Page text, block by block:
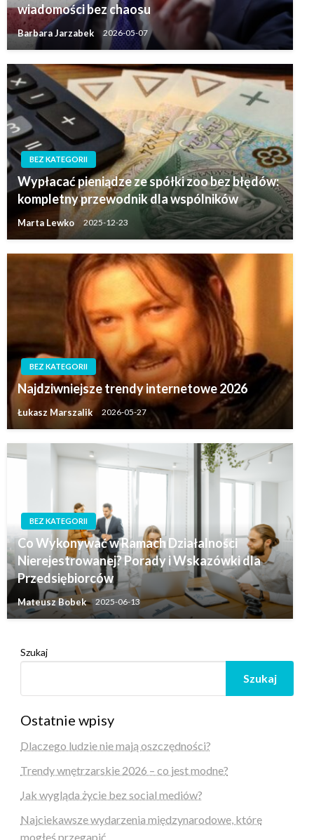
wiadomości bez chaosu
Barbara Jarzabek 2026-05-07
BEZ KATEGORII
Wypłacać pieniądze ze spółki zoo bez błędów:
kompletny przewodnik dla wspólników
Marta Lewko 2025-12-23
BEZ KATEGORII
Najdziwniejsze trendy internetowe 2026
Łukasz Marszalik 2026-05-27
BEZ KATEGORII
Co Wykonywać w Ramach Działalności
Nierejestrowanej? Porady i Wskazówki dla
Przedsiębiorców
Mateusz Bobek 2025-06-13
Szukaj
Szukaj
Ostatnie wpisy
Dlaczego ludzie nie mają oszczędności?
Trendy wnętrzarskie 2026 – co jest modne?
Jak wygląda życie bez social mediów?
Najciekawsze wydarzenia międzynarodowe, które
mogłeś przegapić